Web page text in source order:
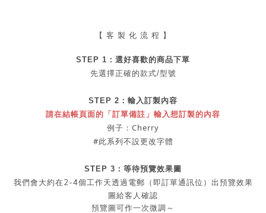
【 客 製 化 流 程 】
STEP 1： 選好喜歡的商品下單
先選擇正確的款式/型號
STEP 2： 輸入訂製內容
請在結帳頁面的「訂單備註」輸入想訂製的內容
例子：Cherry
#此系列不設更改字體
STEP 3：等待預覽效果圖
我們會大約在2-4個工作天透過電郵（即訂單通訊位）出預覽效果
圖給客人確認
預覽圖可作一次微調～